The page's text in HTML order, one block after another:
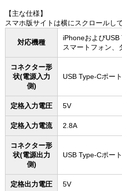
【主な仕様】
スマホ版サイトは横にスクロールし
対応機種
iPhoneおよび
スマートフォン、
コネクター形
状(電源入力
側)
USB Type-Cポート
定格入力電圧 5V
定格入力電流 2.8A
コネクター形
状(電源出力
側)
USB Type-Cポー
定格出力電圧 5V